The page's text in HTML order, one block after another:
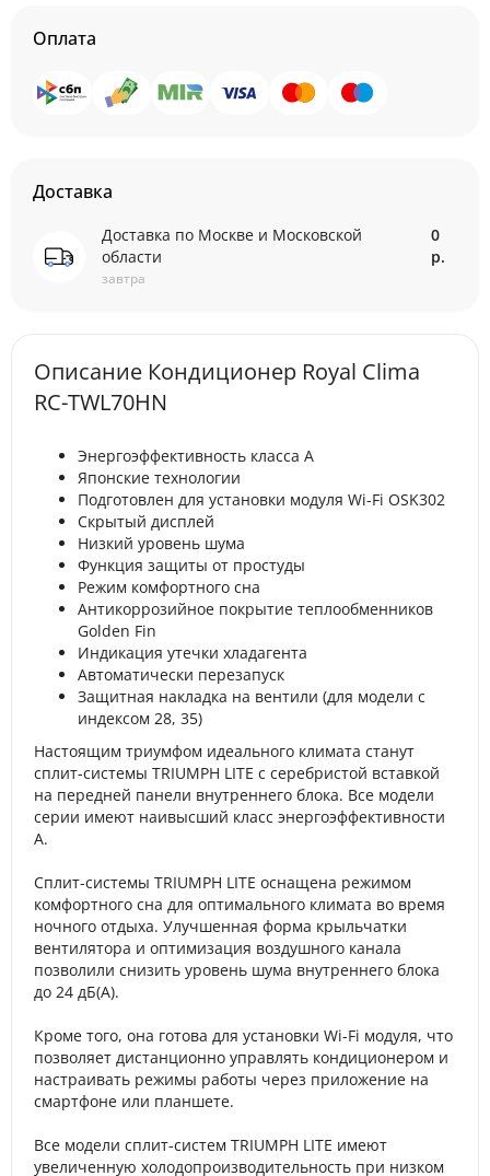
Оплата
Доставка
Доставка по Москве и Московской
области
завтра
0
р.
Описание Кондиционер Royal Clima
RC-TWL70HN
Энергоэффективность класса А
Японские технологии
Подготовлен для установки модуля Wi-Fi OSK302
Скрытый дисплей
Низкий уровень шума
Функция защиты от простуды
Режим комфортного сна
Антикоррозийное покрытие теплообменников
Golden Fin
Индикация утечки хладагента
Автоматически перезапуск
Защитная накладка на вентили (для модели с
индексом 28, 35)
Настоящим триумфом идеального климата станут
сплит-системы TRIUMPH LITE с серебристой вставкой
на передней панели внутреннего блока. Все модели
серии имеют наивысший класс энергоэффективности
А.
Сплит-системы TRIUMPH LITE оснащена режимом
комфортного сна для оптимального климата во время
ночного отдыха. Улучшенная форма крыльчатки
вентилятора и оптимизация воздушного канала
позволили снизить уровень шума внутреннего блока
до 24 дБ(А).
Кроме того, она готова для установки Wi-Fi модуля, что
позволяет дистанционно управлять кондиционером и
настраивать режимы работы через приложение на
смартфоне или планшете.
Все модели сплит-систем TRIUMPH LITE имеют
увеличенную холодопроизводительность при низком